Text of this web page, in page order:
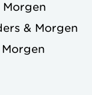
Morgen
& Morgen